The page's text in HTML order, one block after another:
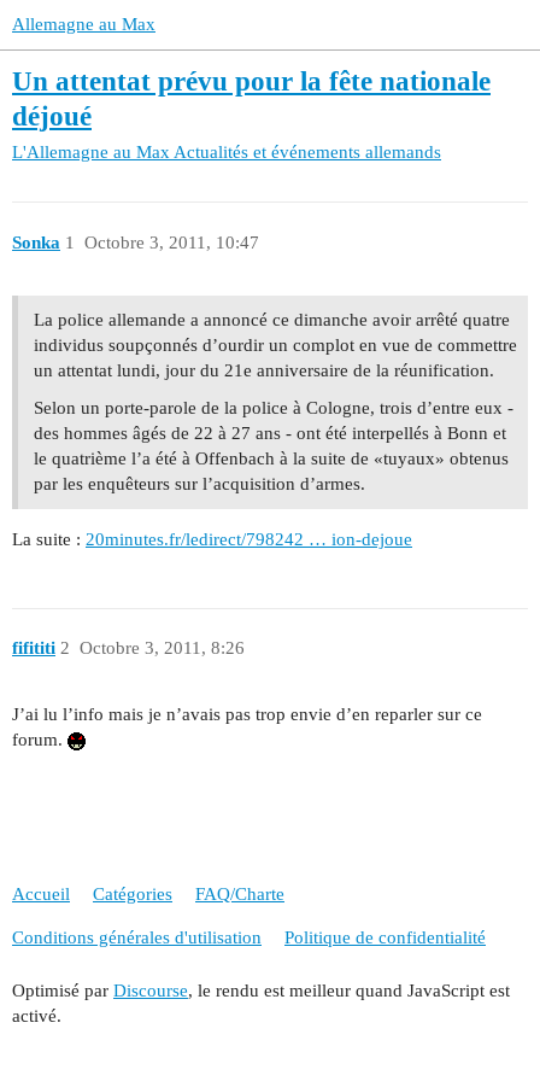
Allemagne au Max
Un attentat prévu pour la fête nationale
déjoué
L'Allemagne au MaxActualités et événements allemands
Sonka Octobre 3, 2011, 10:47
1
La police allemande a annoncé ce dimanche avoir arrêté quatre
individus soupçonnés d’ourdir un complot en vue de commettre
un attentat lundi, jour du 21e anniversaire de la réunification.
Selon un porte-parole de la police à Cologne, trois d’entre eux -
des hommes âgés de 22 à 27 ans - ont été interpellés à Bonn et
le quatrième l’a été à Offenbach à la suite de «tuyaux» obtenus
par les enquêteurs sur l’acquisition d’armes.
La suite : 20minutes.fr/ledirect/798242 … ion-dejoue
fifititi Octobre 3, 2011, 8:26
2
J’ai lu l’info mais je n’avais pas trop envie d’en reparler sur ce
forum.
Accueil Catégories FAQ/Charte
Conditions générales d'utilisation Politique de confidentialité
Optimisé par Discourse, le rendu est meilleur quand JavaScript est
activé.